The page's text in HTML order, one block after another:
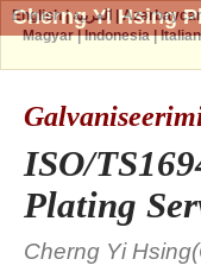
Cherng Yi Hsing
ISO/
Plating
Cherng Yi
English|العربية |
Magyar|Indonesia|